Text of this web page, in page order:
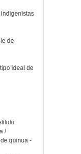
indigenistas
de
ideal de
/
quinua -